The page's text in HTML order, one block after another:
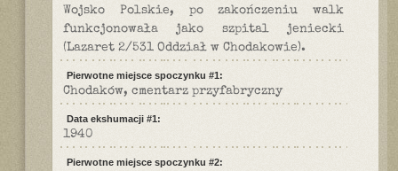
Wojsko Polskie, po zakończeniu walk
funkcjonowała jako szpital jeniecki
(Lazaret 2/531 Oddział w Chodakowie).
Pierwotne miejsce spoczynku #1:
Chodaków, cmentarz przyfabryczny
Data ekshumacji #1:
1940
Pierwotne miejsce spoczynku #2: